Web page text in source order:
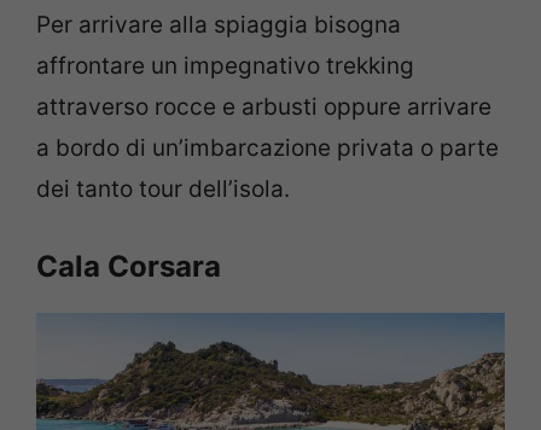
Per arrivare alla spiaggia bisogna
affrontare un impegnativo trekking
attraverso rocce e arbusti oppure arrivare
a bordo di un’imbarcazione privata o parte
dei tanto tour dell’isola.
Cala Corsara